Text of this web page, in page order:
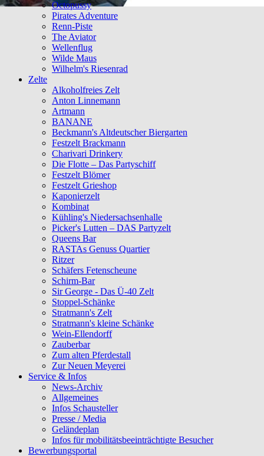
Octopussy
Pirates Adventure
Renn-Piste
The Aviator
Wellenflug
Wilde Maus
Wilhelm's Riesenrad
Zelte
Alkoholfreies Zelt
Anton Linnemann
Artmann
BANANE
Beckmann's Altdeutscher Biergarten
Festzelt Brackmann
Charivari Drinkery
Die Flotte – Das Partyschiff
Festzelt Blömer
Festzelt Grieshop
Kaponierzelt
Kombinat
Kühling's Niedersachsenhalle
Picker's Lutten – DAS Partyzelt
Queens Bar
RASTAs Genuss Quartier
Ritzer
Schäfers Fetenscheune
Schirm-Bar
Sir George - Das Ü-40 Zelt
Stoppel-Schänke
Stratmann's Zelt
Stratmann's kleine Schänke
Wein-Ellendorff
Zauberbar
Zum alten Pferdestall
Zur Neuen Meyerei
Service & Infos
News-Archiv
Allgemeines
Infos Schausteller
Presse / Media
Geländeplan
Infos für mobilitätsbeeinträchtigte Besucher
Bewerbungsportal